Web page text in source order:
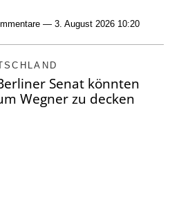
— 3. August 2026 10:20
Senat könnten
Wegner zu decken